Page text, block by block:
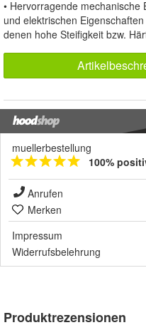
• Hervorragende mechanische
und elektrischen
denen hohe Steifigkeit bzw.
muellerbestellung
100%
Anrufen
Merken
Impressum
Widerrufsbelehrung
Produktrezensionen